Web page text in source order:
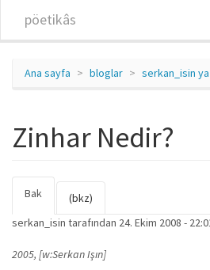
pöetikâs
Ana sayfa bloglar serkan_isin
Zinhar Nedir?
Birincil sekmeler
Bak
sekme)
(bkz)
serkan_isin tarafından 24. Ekim 2008 -
2005, [w:Serkan Işın]